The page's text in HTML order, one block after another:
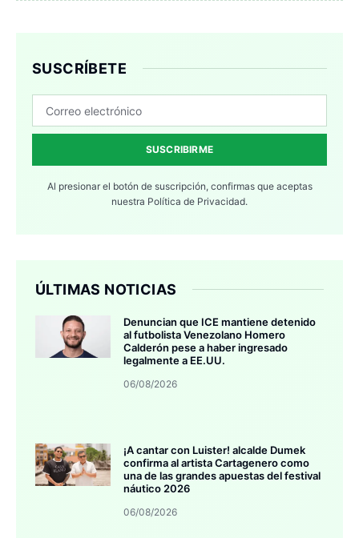
SUSCRÍBETE
SUSCRIBIRME
Al presionar el botón de suscripción, confirmas que aceptas
nuestra Política de Privacidad.
ÚLTIMAS NOTICIAS
Denuncian que ICE mantiene detenido
al futbolista Venezolano Homero
Calderón pese a haber ingresado
legalmente a EE.UU.
06/08/2026
¡A cantar con Luister! alcalde Dumek
confirma al artista Cartagenero como
una de las grandes apuestas del festival
náutico 2026
06/08/2026